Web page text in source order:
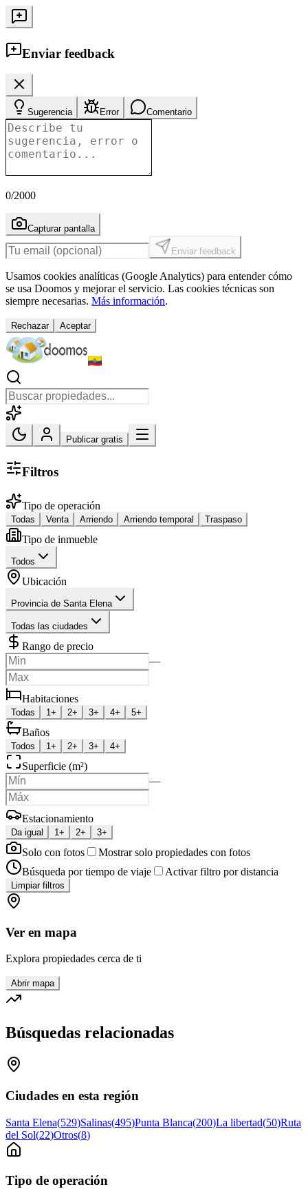
Enviar feedback
Sugerencia Error Comentario
0/2000
Capturar pantalla
Enviar feedback
Usamos cookies analíticas (Google Analytics) para entender cómo
se usa Doomos y mejorar el servicio. Las cookies técnicas son
siempre necesarias. Más información.
Rechazar Aceptar
Publicar gratis
Filtros
Tipo de operación
Todas Venta Arriendo Arriendo temporal Traspaso
Tipo de inmueble
Todos
Ubicación
Provincia de Santa Elena
Todas las ciudades
Rango de precio
—
Habitaciones
Todas 1+ 2+ 3+ 4+ 5+
Baños
Todos 1+ 2+ 3+ 4+
Superficie (m²)
—
Estacionamiento
Da igual 1+ 2+ 3+
Solo con fotos
Mostrar solo propiedades con fotos
Búsqueda por tiempo de viaje
Activar filtro por distancia
Limpiar filtros
Ver en mapa
Explora propiedades cerca de ti
Abrir mapa
Búsquedas relacionadas
Ciudades en esta región
Santa Elena(529)Salinas(495)Punta Blanca(200)La libertad(50)Ruta
del Sol(22)Otros(8)
Tipo de operación